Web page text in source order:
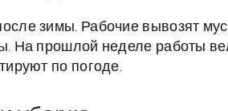
зимы. Рабочие вывозят
На прошлой неделе работы
по погоде.